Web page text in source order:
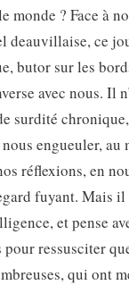
monde ? Face à
deauvillaise, ce
butor sur les
avec nous. Il
surdité
engueuler, au
réflexions, en
fuyant. Mais il
et pense
pour ressusciter
qui ont